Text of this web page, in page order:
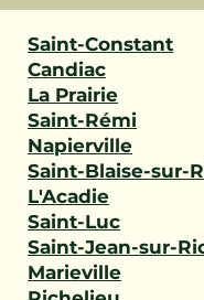
Saint-Constant
Candiac
La Prairie
Saint-Rémi
Napierville
Saint-Blaise-sur-
L'Acadie
Saint-Luc
Saint-Jean-sur-
Marieville